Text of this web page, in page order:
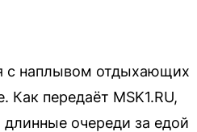
с наплывом отдыхающих
передаёт MSK1.RU,
длинные очереди за едой